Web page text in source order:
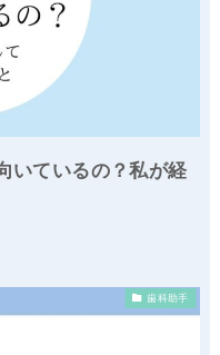
いているの？私が経
歯科助手